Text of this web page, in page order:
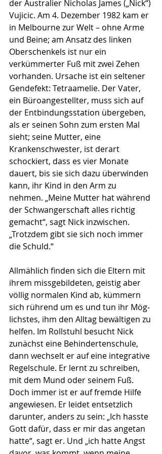
der Australier Nicho­las James („Nick“)
Vujicic. Am 4. Dezember 1982 kam er
in Melbourne zur Welt – ohne Arme
und Beine; am Ansatz des linken
Oberschenkels ist nur ein
verkümmerter Fuß mit zwei Zehen
vorhanden. Ursache ist ein seltener
Gendefekt: Tetraamelie. Der Vater,
ein Büroangestellter, muss sich auf
der Entbindungsstation übergeben,
als er seinen Sohn zum ersten Mal
sieht; seine Mutter, eine
Krankenschwester, ist derart
schockiert, dass es vier Monate
dauert, bis sie sich dazu überwinden
kann, ihr Kind in den Arm zu
nehmen. „Meine Mutter hat während
der Schwanger­schaft alles richtig
gemacht“, sagt Nick inzwischen.
„Trotzdem gibt sie sich noch immer
die Schuld.“
Allmählich finden sich die Eltern mit
ihrem missgebildeten, geistig aber
völlig normalen Kind ab, kümmern
sich rührend um es und tun ihr Mög­
lichstes, ihm den Alltag bewältigen zu
helfen. Im Rollstuhl besucht Nick
zunächst eine Behindertenschu­le,
dann wechselt er auf eine integrative
Regelschule. Er lernt zu schreiben,
mit dem Mund oder seinem Fuß.
Doch immer ist er auf fremde Hilfe
angewiesen. Er leidet entsetzlich
darunter, anders zu sein: „Ich hasste
Gott dafür, dass er mir das an­ge­tan
hatte“, sagt er. Und „ich hatte Angst